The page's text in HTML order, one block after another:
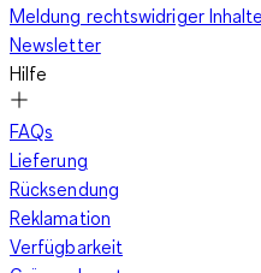
Meldung rechtswidriger Inhalte
Newsletter
Hilfe
FAQs
Lieferung
Rücksendung
Reklamation
Verfügbarkeit